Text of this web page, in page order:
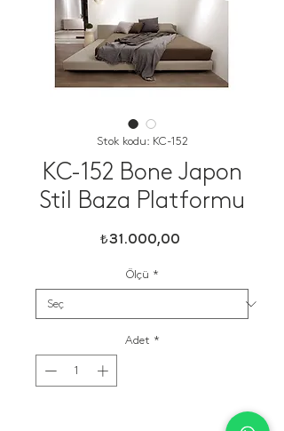
Stok kodu: KC-152
KC-152 Bone Japon
Stil Baza Platformu
₺31.000,00Fiyat
Ölçü *
Adet *